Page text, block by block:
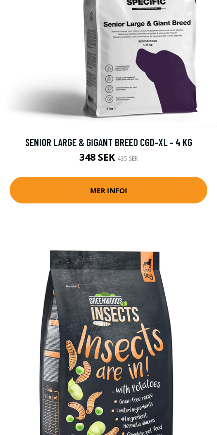
SENIOR LARGE & GIGANT BREED CGD-XL - 4 KG
348 SEK435 SEK
MER INFO!